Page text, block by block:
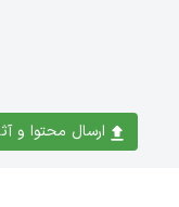
ارسال محتوا و